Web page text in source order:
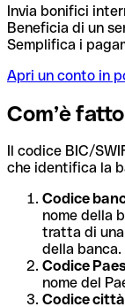
Invia bonifici
Beneficia di un
Semplifica i
Apri un conto in
Com’è
Il codice BIC/
che identifica la
Codice
nome della
tratta di
della banca.
Codice
nome del
Codice